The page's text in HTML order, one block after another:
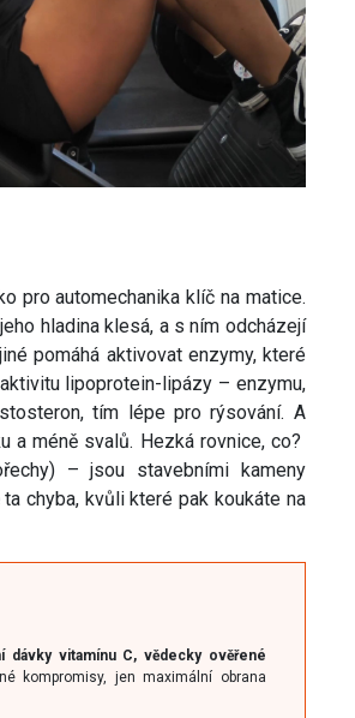
pro automechanika klíč na matice.
hladina klesá, a s ním odcházejí
pomáhá aktivovat enzymy, které
lipoprotein-lipázy – enzymu,
tím lépe pro rýsování. A
a méně svalů. Hezká rovnice, co?
– jsou stavebními kameny
chyba, kvůli které pak koukáte na
dávky vitamínu C, vědecky ověřené
kompromisy, jen maximální obrana